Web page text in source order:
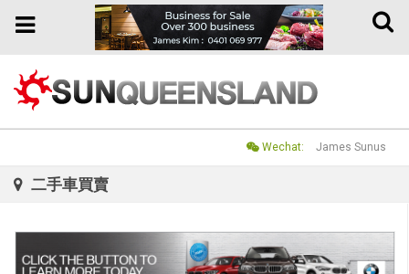
Toggle
Toggle
Wechat: James Sunus
二手車買賣